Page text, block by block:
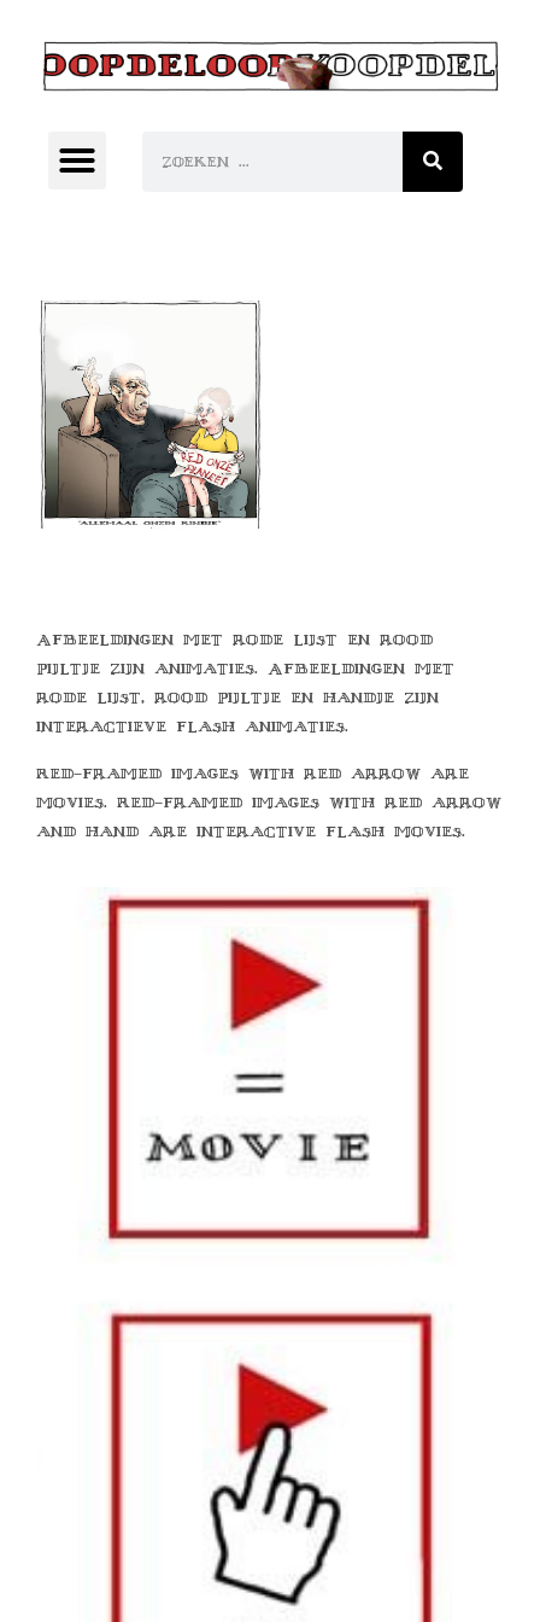
Afbeeldingen met rode lijst en rood
pijltje zijn animaties. Afbeeldingen met
rode lijst, rood pijltje en handje zijn
interactieve flash animaties.
Red-framed images with red arrow are
movies. Red-framed images with red arrow
and hand are interactive flash movies.